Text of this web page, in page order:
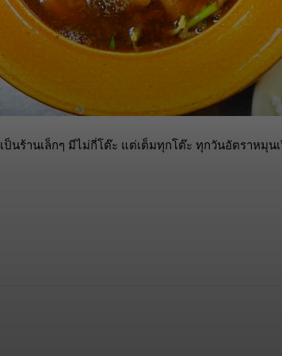
เป็นร้านเล็กๆ มีไม่กี่โต๊ะ แต่เต็มทุกโต๊ะ ทุกวันอัตราหมุ